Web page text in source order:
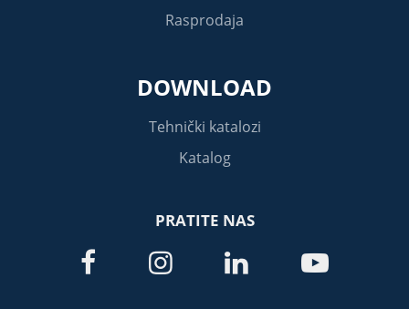
Rasprodaja
DOWNLOAD
Tehnički katalozi
Katalog
PRATITE NAS
   